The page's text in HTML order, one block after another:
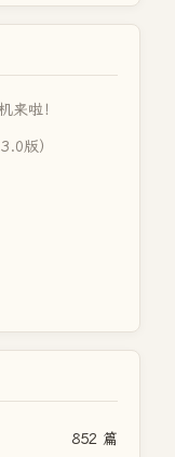
来啦！
版）
852 篇